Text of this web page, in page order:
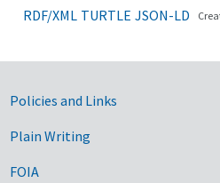
RDF/XML TURTLE JSON-LD
Government
Policies and Links
Plain Writing
FOIA